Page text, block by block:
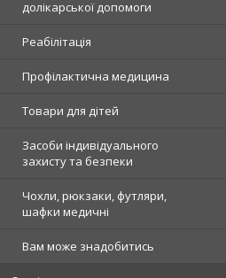
долікарської допомоги
Реабілітація
Профілактична медицина
Товари для дітей
Засоби індивідуального
захисту та безпеки
Чохли, рюкзаки, футляри,
шафки медичні
Вам може знадобитись